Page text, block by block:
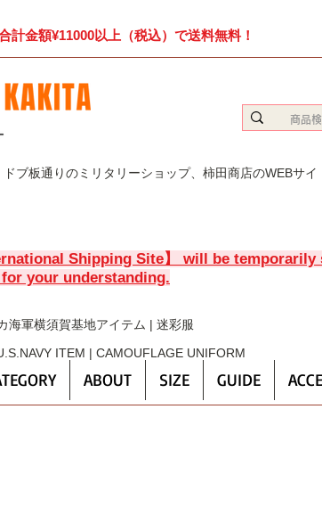
計金額¥11000以上（税込）で送料無料！
ブ板通りのミリタリーショップ、柿田商店のWEBサイ
Shipping Site】 will be temporarily
your understanding.
海軍横須賀基地アイテム | 迷彩服
ITEM | CAMOUFLAGE UNIFORM
ABOUT SIZE GUIDE